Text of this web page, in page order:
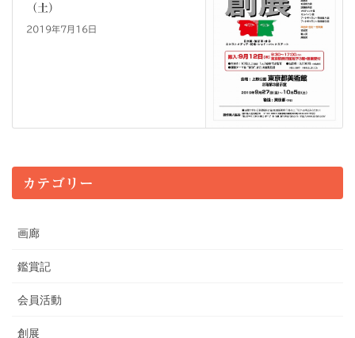
（土）
2019年7月16日
カテゴリー
画廊
鑑賞記
会員活動
創展